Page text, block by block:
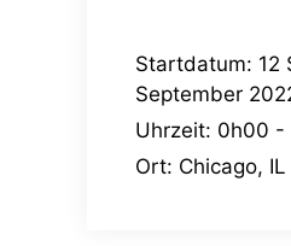
Startdatum: 12
September
Uhrzeit: 0h00 -
Ort: Chicago,